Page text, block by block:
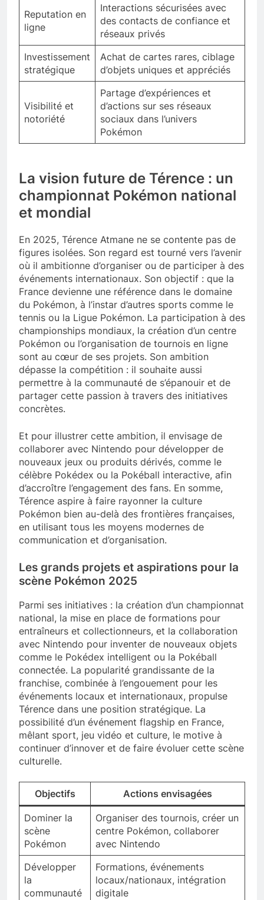
Reputation en
ligne
Interactions sécurisées avec
des contacts de confiance et
réseaux privés
Investissement
stratégique
Achat de cartes rares, ciblage
d’objets uniques et appréciés
Visibilité et
notoriété
Partage d’expériences et
d’actions sur ses réseaux
sociaux dans l’univers
Pokémon
La vision future de Térence : un
championnat Pokémon national
et mondial
En 2025, Térence Atmane ne se contente pas de
figures isolées. Son regard est tourné vers l’avenir
où il ambitionne d’organiser ou de participer à des
événements internationaux. Son objectif : que la
France devienne une référence dans le domaine
du Pokémon, à l’instar d’autres sports comme le
tennis ou la Ligue Pokémon. La participation à des
championships mondiaux, la création d’un centre
Pokémon ou l’organisation de tournois en ligne
sont au cœur de ses projets. Son ambition
dépasse la compétition : il souhaite aussi
permettre à la communauté de s’épanouir et de
partager cette passion à travers des initiatives
concrètes.
Et pour illustrer cette ambition, il envisage de
collaborer avec Nintendo pour développer de
nouveaux jeux ou produits dérivés, comme le
célèbre Pokédex ou la Pokéball interactive, afin
d’accroître l’engagement des fans. En somme,
Térence aspire à faire rayonner la culture
Pokémon bien au-delà des frontières françaises,
en utilisant tous les moyens modernes de
communication et d’organisation.
Les grands projets et aspirations pour la
scène Pokémon 2025
Parmi ses initiatives : la création d’un championnat
national, la mise en place de formations pour
entraîneurs et collectionneurs, et la collaboration
avec Nintendo pour inventer de nouveaux objets
comme le Pokédex intelligent ou la Pokéball
connectée. La popularité grandissante de la
franchise, combinée à l’engouement pour les
événements locaux et internationaux, propulse
Térence dans une position stratégique. La
possibilité d’un événement flagship en France,
mêlant sport, jeu vidéo et culture, le motive à
continuer d’innover et de faire évoluer cette scène
culturelle.
Objectifs Actions envisagées
Dominer la
scène
Pokémon
Organiser des tournois, créer un
centre Pokémon, collaborer
avec Nintendo
Développer
la
communauté
Formations, événements
locaux/nationaux, intégration
digitale